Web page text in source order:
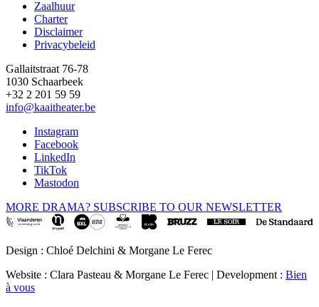
Zaalhuur
Charter
Disclaimer
Privacybeleid
Gallaitstraat 76-78
1030 Schaarbeek
+32 2 201 59 59
info@kaaitheater.be
Instagram
Facebook
LinkedIn
TikTok
Mastodon
MORE DRAMA? SUBSCRIBE TO OUR NEWSLETTER
Design : Chloé Delchini & Morgane Le Ferec
Website : Clara Pasteau & Morgane Le Ferec | Development : Bien
à vous